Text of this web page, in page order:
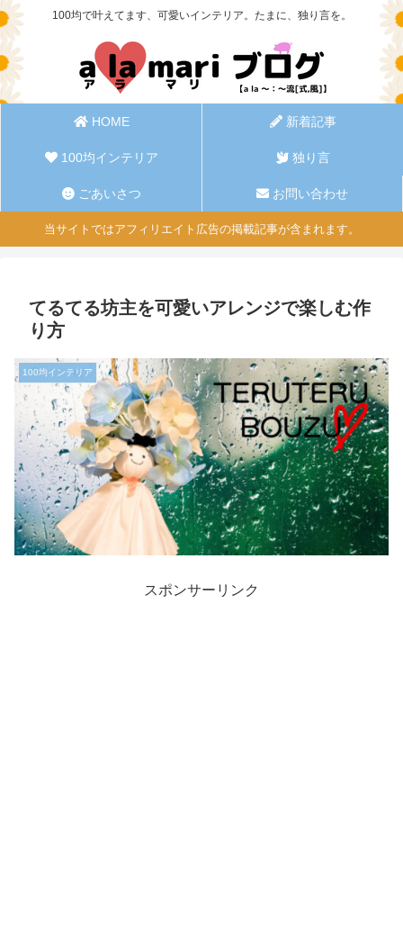
100均で叶えてます、可愛いインテリア。たまに、独り言を。
HOME 新着記事
100均インテリア 独り言
ごあいさつ お問い合わせ
当サイトではアフィリエイト広告の掲載記事が含まれます。
てるてる坊主を可愛いアレンジで楽しむ作
り方
100均インテリア
スポンサーリンク